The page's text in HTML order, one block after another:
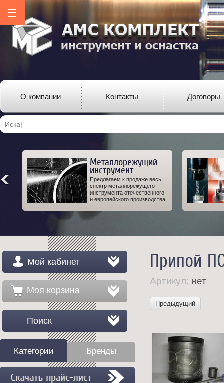
О компании Контакты Договоры
Металлорежущий
инструмент
Предлагаем к продаже весь
спектр металлорежущего
инструмента отечественного
и европейского производства.
Припой
Артикул: нет
Предыдущий
Мой кабинет
Моя корзина
Поиск
Категории Бренды